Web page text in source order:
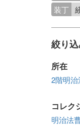
装丁
絞り
所在
2階明治
コレク
明治法